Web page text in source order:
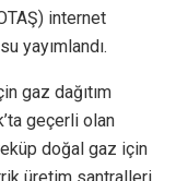
internet
yayımlandı.
gaz dağıtım
geçerli olan
doğal gaz için